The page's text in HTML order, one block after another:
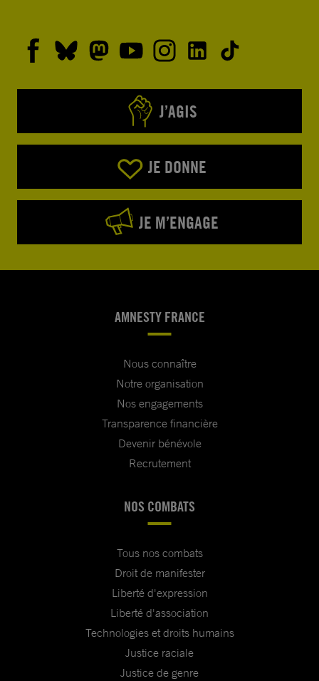
J’AGIS
JE DONNE
JE M’ENGAGE
AMNESTY FRANCE
Nous connaître
Notre organisation
Nos engagements
Transparence financière
Devenir bénévole
Recrutement
NOS COMBATS
Tous nos combats
Droit de manifester
Liberté d'expression
Liberté d'association
Technologies et droits humains
Justice raciale
Justice de genre